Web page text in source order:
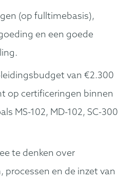
(op fulltimebasis),
en een goede
van €2.300
op certificeringen binnen
MS-102, MD-102, SC-300
te denken over
processen en de inzet van